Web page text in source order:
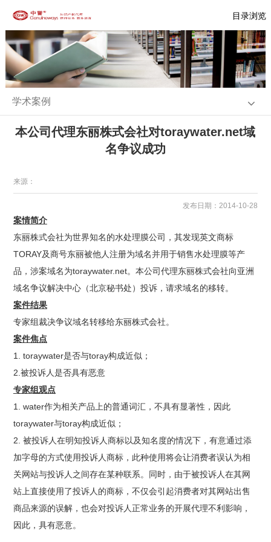
目录浏览
学术案例
本公司代理东丽株式会社对toraywater.net域
名争议成功
来源：
发布日期：2014-10-28
案情简介
东丽株式会社为世界知名的水处理膜公司，其发现英文商标
TORAY及商号东丽被他人注册为域名并用于销售水处理膜等产
品，涉案域名为toraywater.net。本公司代理东丽株式会社向亚洲
域名争议解决中心（北京秘书处）投诉，请求域名的移转。
案件结果
专家组裁决争议域名转移给东丽株式会社。
案件焦点
1. toraywater是否与toray构成近似；
2.被投诉人是否具有恶意
专家组观点
1. water作为相关产品上的普通词汇，不具有显著性，因此
toraywater与toray构成近似；
2. 被投诉人在明知投诉人商标以及知名度的情况下，有意通过添
加字母的方式使用投诉人商标，此种使用将会让消费者误认为相
关网站与投诉人之间存在某种联系。同时，由于被投诉人在其网
站上直接使用了投诉人的商标，不仅会引起消费者对其网站出售
商品来源的误解，也会对投诉人正常业务的开展代理不利影响，
因此，具有恶意。